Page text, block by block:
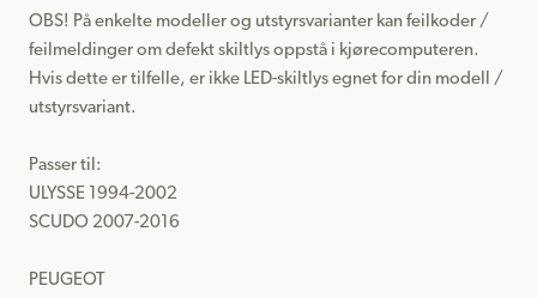
OBS! På enkelte modeller og utstyrsvarianter kan feilkoder /
feilmeldinger om defekt skiltlys oppstå i kjørecomputeren.
Hvis dette er tilfelle, er ikke LED-skiltlys egnet for din modell /
utstyrsvariant.
Passer til:
ULYSSE 1994-2002
SCUDO 2007-2016
PEUGEOT